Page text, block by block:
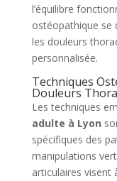
l’équilibre
ostéopathique se
les douleurs
personnalisée.
Techniques
Douleurs
Les techniques
adulte à Lyon
spécifiques des
manipulations
articulaires visent